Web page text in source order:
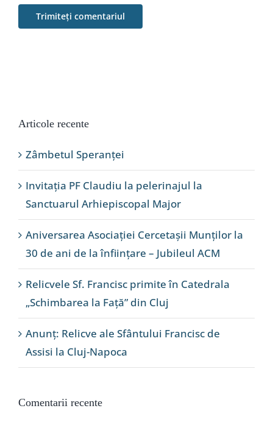
Articole recente
Zâmbetul Speranței
Invitația PF Claudiu la pelerinajul la
Sanctuarul Arhiepiscopal Major
Aniversarea Asociației Cercetașii Munților la
30 de ani de la înființare – Jubileul ACM
Relicvele Sf. Francisc primite în Catedrala
„Schimbarea la Față” din Cluj
Anunț: Relicve ale Sfântului Francisc de
Assisi la Cluj-Napoca
Comentarii recente